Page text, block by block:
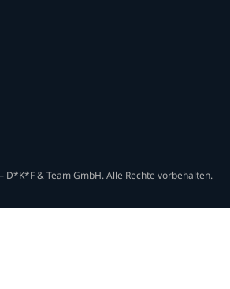
D*K*F & Team GmbH. Alle Rechte vorbehalten.